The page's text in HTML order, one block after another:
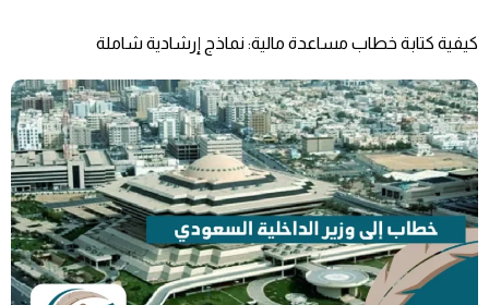
كيفية كتابة خطاب مساعدة مالية: نماذج إرشادية شاملة